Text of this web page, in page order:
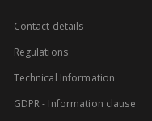
Contact details
Regulations
Technical Information
GDPR - Information clause